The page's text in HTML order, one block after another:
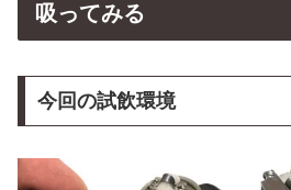
吸ってみる
今回の試飲環境